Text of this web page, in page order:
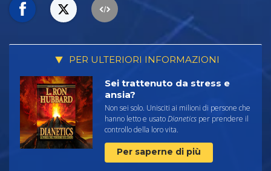
PER ULTERIORI INFORMAZIONI
Sei trattenuto da stress e
ansia?
Non sei solo. Unisciti ai milioni di persone che
hanno letto e usatoDianetics per prendere il
controllo della loro vita.
Per saperne di più